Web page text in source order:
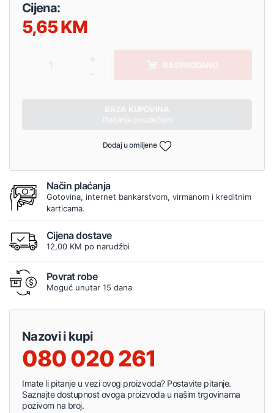
Cijena:
5,65
RASPRODANO
Dodaj u omiljene
Način plaćanja
Gotovina, internet bankarstvom, virmanom i kreditnim
karticama.
Cijena dostave
12,00 KM po narudžbi
Povrat robe
Moguć unutar 15 dana
Nazovi i kupi
080 020 261
Imate li pitanje u vezi ovog proizvoda? Postavite pitanje.
Saznajte dostupnost ovoga proizvoda u našim trgovinama
pozivom na broj.